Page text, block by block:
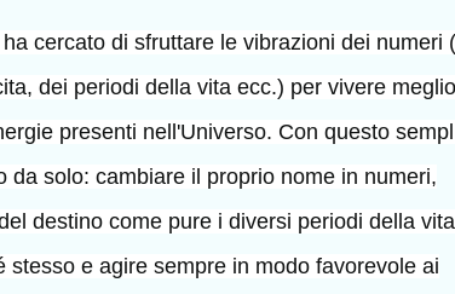
cercato di sfruttare le vibrazioni dei numeri
dei periodi della vita ecc.) per vivere
presenti nell'Universo. Con questo
da solo: cambiare il proprio nome in numeri,
destino come pure i diversi periodi della
stesso e agire sempre in modo favorevole ai